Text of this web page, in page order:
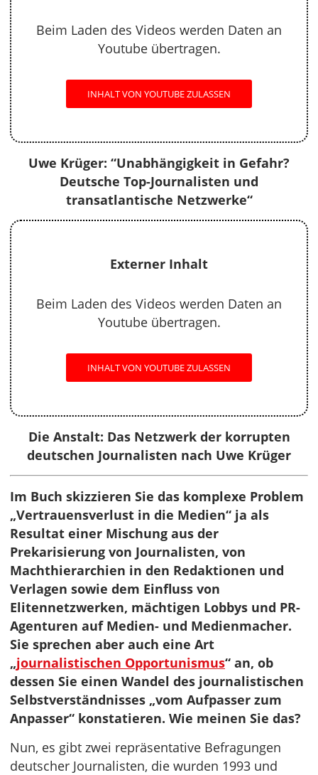
Beim Laden des Videos werden Daten an
Youtube übertragen.
INHALT VON YOUTUBE ZULASSEN
Uwe Krüger: “Unabhängigkeit in Gefahr?
Deutsche Top-Journalisten und
transatlantische Netzwerke“
Externer Inhalt
Beim Laden des Videos werden Daten an
Youtube übertragen.
INHALT VON YOUTUBE ZULASSEN
Die Anstalt: Das Netzwerk der korrupten
deutschen Journalisten nach Uwe Krüger
Im Buch skizzieren Sie das komplexe Problem
„Vertrauensverlust in die Medien“ ja als
Resultat einer Mischung aus der
Prekarisierung von Journalisten, von
Machthierarchien in den Redaktionen und
Verlagen sowie dem Einfluss von
Elitennetzwerken, mächtigen Lobbys und PR-
Agenturen auf Medien- und Medienmacher.
Sie sprechen aber auch eine Art
„journalistischen Opportunismus“ an, ob
dessen Sie einen Wandel des journalistischen
Selbstverständnisses „vom Aufpasser zum
Anpasser“ konstatieren. Wie meinen Sie das?
Nun, es gibt zwei repräsentative Befragungen
deutscher Journalisten, die wurden 1993 und